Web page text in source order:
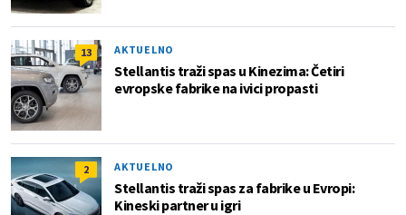
13 AKTUELNO
Stellantis traži spas u Kinezima: Četiri
evropske fabrike na ivici propasti
2 AKTUELNO
Stellantis traži spas za fabrike u Evropi:
Kineski partner u igri